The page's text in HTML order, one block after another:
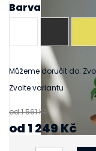
Zvolte variantu
Barva
Můžeme doručit do:
od 1 561 Kč
od 1 249 Kč